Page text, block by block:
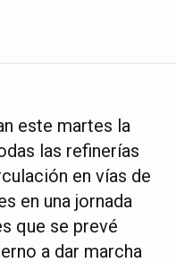
este martes la
las refinerías
en vías de
en una jornada
que se prevé
a dar marcha